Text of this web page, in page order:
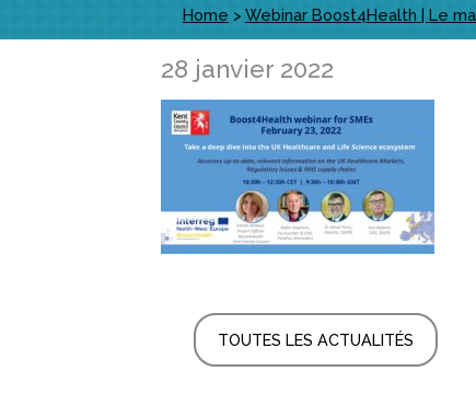
Home > Webinar Boost4Health | Le
28 janvier 2022
TOUTES LES ACTUALITÉS